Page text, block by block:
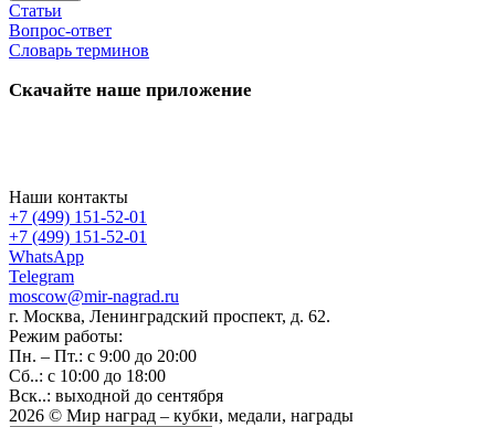
Статьи
Вопрос-ответ
Словарь терминов
Скачайте наше приложение
Наши контакты
+7 (499) 151-52-01
+7 (499) 151-52-01
WhatsApp
Telegram
moscow@mir-nagrad.ru
г. Москва, Ленинградский проспект, д. 62.
Режим работы:
Пн. – Пт.: с 9:00 до 20:00
Сб..: с 10:00 до 18:00
Вск..: выходной до сентября
2026 © Мир наград – кубки, медали, награды